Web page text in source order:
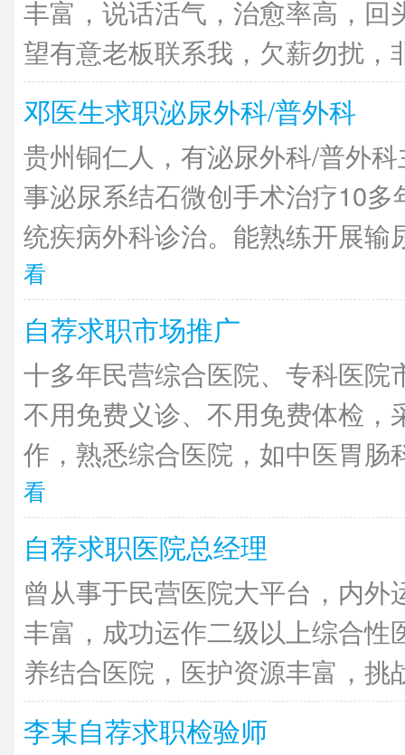
丰富，说话活气，治愈率高，回
望有意老板联系我，欠薪勿扰，
邓医生求职泌尿外科/普外科
贵州铜仁人，有泌尿外科/普外
事泌尿系结石微创手术治疗10
统疾病外科诊治。能熟练开展输
看
自荐求职市场推广
十多年民营综合医院、专科医院
不用免费义诊、不用免费体检，
作，熟悉综合医院，如中医胃肠
看
自荐求职医院总经理
曾从事于民营医院大平台，内外
丰富，成功运作二级以上综合性
养结合医院，医护资源丰富，挑
李某自荐求职检验师